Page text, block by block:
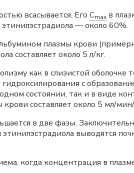
всасывается. Его Cmax в
— около 60%.
плазмы крови
составляет около 5 л/кг.
как в слизистой оболочке
с
состоянии, так и в виде
составляет около 5 мл/
в две фазы.
выводятся
когда концентрация в